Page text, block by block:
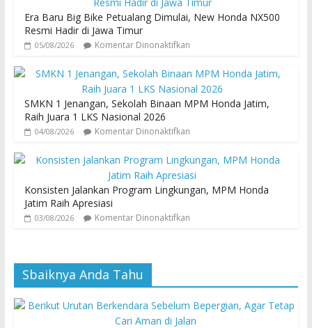
Era Baru Big Bike Petualang Dimulai, New Honda NX500
Resmi Hadir di Jawa Timur
05/08/2026 Komentar Dinonaktifkan
SMKN 1 Jenangan, Sekolah Binaan MPM Honda Jatim,
Raih Juara 1 LKS Nasional 2026
04/08/2026 Komentar Dinonaktifkan
Konsisten Jalankan Program Lingkungan, MPM Honda
Jatim Raih Apresiasi
03/08/2026 Komentar Dinonaktifkan
Sbaiknya Anda Tahu